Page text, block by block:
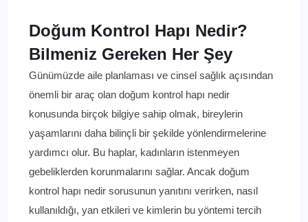
Doğum Kontrol Hapı Nedir?
Bilmeniz Gereken Her Şey
Günümüzde aile planlaması ve cinsel sağlık açısından
önemli bir araç olan doğum kontrol hapı nedir
konusunda birçok bilgiye sahip olmak, bireylerin
yaşamlarını daha bilinçli bir şekilde yönlendirmelerine
yardımcı olur. Bu haplar, kadınların istenmeyen
gebeliklerden korunmalarını sağlar. Ancak doğum
kontrol hapı nedir sorusunun yanıtını verirken, nasıl
kullanıldığı, yan etkileri ve kimlerin bu yöntemi tercih